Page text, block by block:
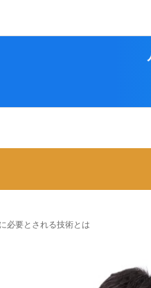
必要とされる技術とは